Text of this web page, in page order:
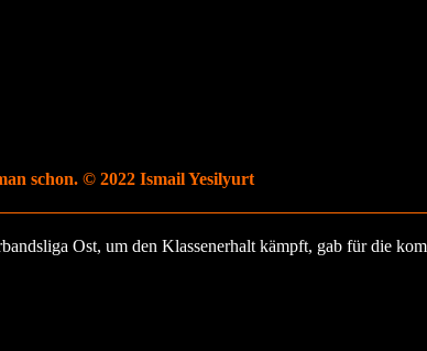
schon. © 2022 Ismail Yesilyurt
Ost, um den Klassenerhalt kämpft, gab für die